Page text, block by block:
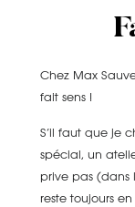
Chez Max
fait sens !
S’il faut que je
spécial, un
prive pas (dans
reste toujours